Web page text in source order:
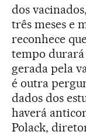
dos
três meses e
reconhece
tempo durará
gerada pela
é outra
dados dos
haverá
Polack,